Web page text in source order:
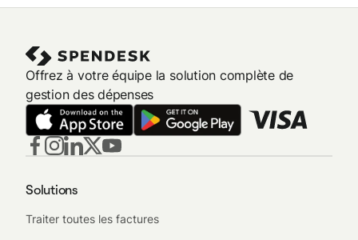
Offrez à votre équipe la solution complète de
gestion des dépenses
Solutions
Traiter toutes les factures